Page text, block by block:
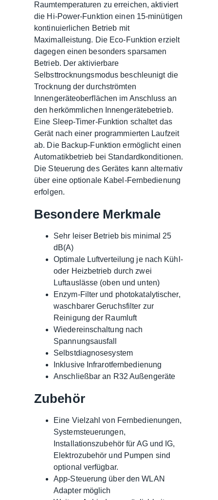
Raumtemperaturen zu erreichen, aktiviert
die Hi-Power-Funktion einen 15-minütigen
kontinuierlichen Betrieb mit
Maximalleistung. Die Eco-Funktion erzielt
dagegen einen besonders sparsamen
Betrieb. Der aktivierbare
Selbsttrocknungsmodus beschleunigt die
Trocknung der durchströmten
Innengeräteoberflächen im Anschluss an
den herkömmlichen Innengerätebetrieb.
Eine Sleep-Timer-Funktion schaltet das
Gerät nach einer programmierten Laufzeit
ab. Die Backup-Funktion ermöglicht einen
Automatikbetrieb bei Standardkonditionen.
Die Steuerung des Gerätes kann alternativ
über eine optionale Kabel-Fernbedienung
erfolgen.
Besondere Merkmale
Sehr leiser Betrieb bis minimal 25
dB(A)
Optimale Luftverteilung je nach Kühl-
oder Heizbetrieb durch zwei
Luftauslässe (oben und unten)
Enzym-Filter und photokatalytischer,
waschbarer Geruchsfilter zur
Reinigung der Raumluft
Wiedereinschaltung nach
Spannungsausfall
Selbstdiagnosesystem
Inklusive Infrarotfernbedienung
Anschließbar an R32 Außengeräte
Zubehör
Eine Vielzahl von Fernbedienungen,
Systemsteuerungen,
Installationszubehör für AG und IG,
Elektrozubehör und Pumpen sind
optional verfügbar.
App-Steuerung über den WLAN
Adapter möglich